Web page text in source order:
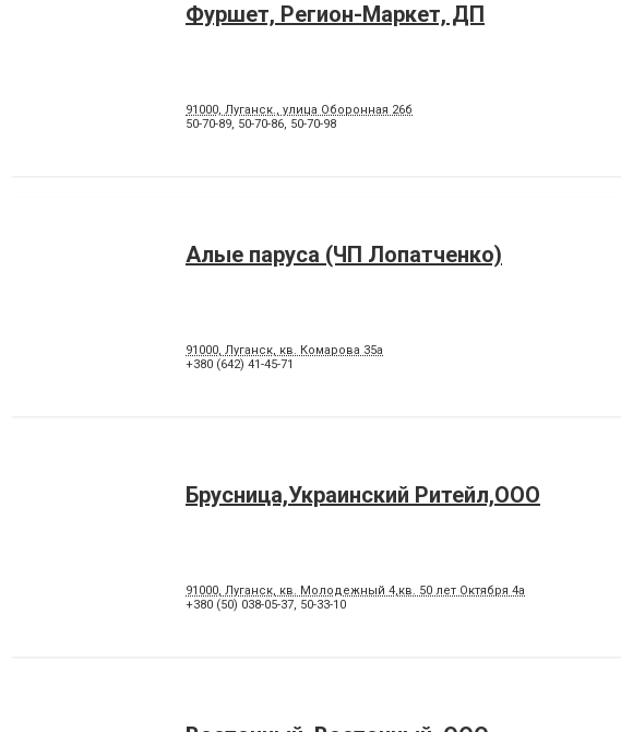
Фуршет, Регион-Маркет, ДП
91000, Луганск., улица Оборонная 26б
50-70-89, 50-70-86, 50-70-98
Алые паруса (ЧП Лопатченко)
91000, Луганск, кв. Комарова 35а
+380 (642) 41-45-71
Брусница,Украинский Ритейл,ООО
91000, Луганск, кв. Молодежный 4,кв. 50 лет Октября 4а
+380 (50) 038-05-37, 50-33-10